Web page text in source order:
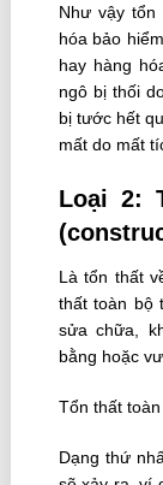
Như vậy
hóa bảo
hay hàng
ngô bị thối
bị tước hết
mất do mất
Loại 2:
Là tổn thất
thất toàn bộ
sửa chữa,
bằng hoặc
Tổn thất
Dạng thứ